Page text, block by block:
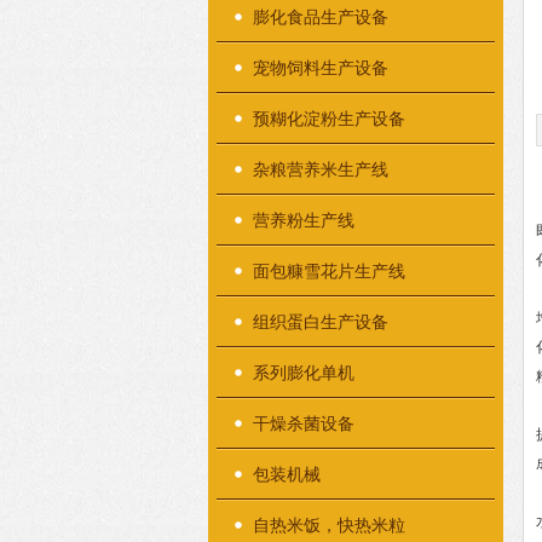
膨化食品生产设备
宠物饲料生产设备
预糊化淀粉生产设备
杂粮营养米生产线
营养粉生产线
面包糠雪花片生产线
组织蛋白生产设备
系列膨化单机
干燥杀菌设备
包装机械
自热米饭，快热米粒